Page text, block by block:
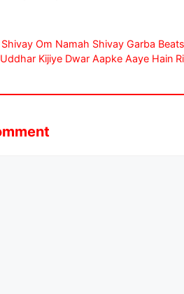
Om Namah Shivay Garba
Kijiye Dwar Aapke Aaye Hain